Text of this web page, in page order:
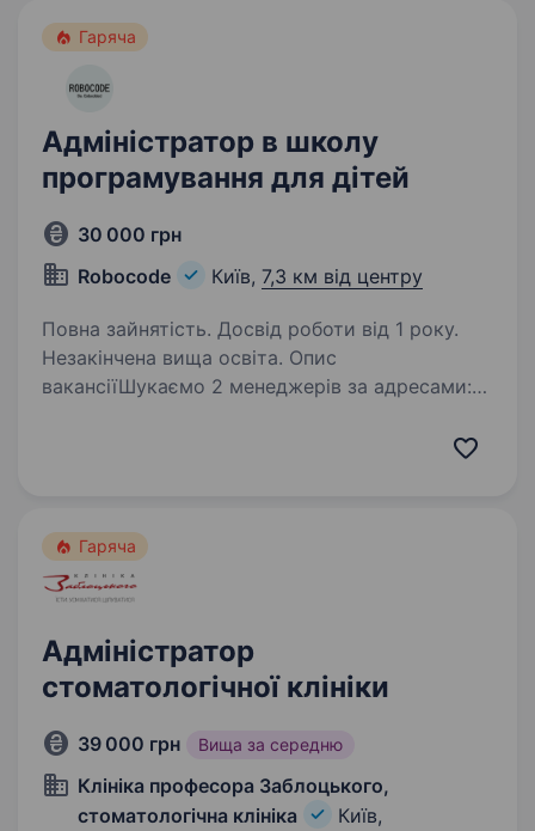
Гаряча
Адміністратор в школу
програмування для дітей
30 000 грн
Robocode
Київ, 7,3 км від центру
Повна зайнятість. Досвід роботи від 1 року.
Незакінчена вища освіта. Опис
вакансіїШукаємо 2 менеджерів за адресами:
Раїси Окіпної, метро Лівобережна ЗП 30−40
6 до 15…
Гаряча
Адміністратор
стоматологічної клініки
39 000 грн Вища за середню
Клініка професора Заблоцького,
стоматологічна клініка
Київ,